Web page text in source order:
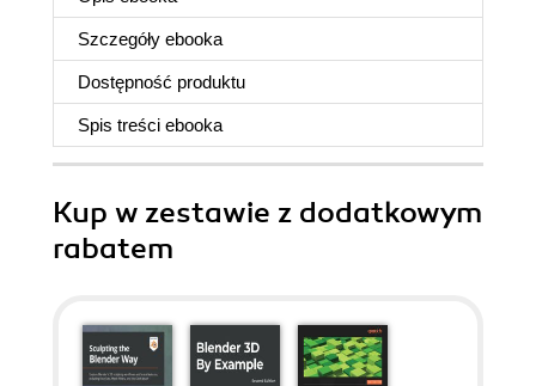
Szczegóły ebooka
Dostępność produktu
Spis treści ebooka
Kup w zestawie z dodatkowym
rabatem